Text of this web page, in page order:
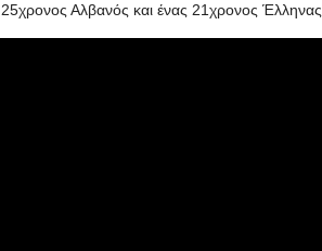
Αλβανός και ένας 21χρονος Έλληνας.